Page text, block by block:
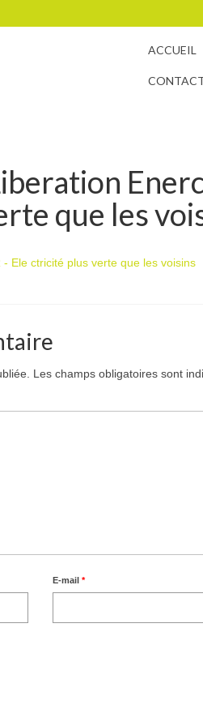
ACCUEIL
que les
Ele ctricité plus verte que les voisins
Les champs obligatoires sont
E-mail*